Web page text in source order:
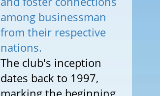
among businessman
from their respective
nations.
The club's inception
dates back to 1997,